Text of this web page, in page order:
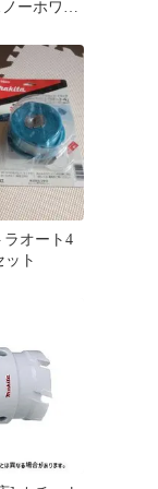
ーホワイ
ラオート4
ット